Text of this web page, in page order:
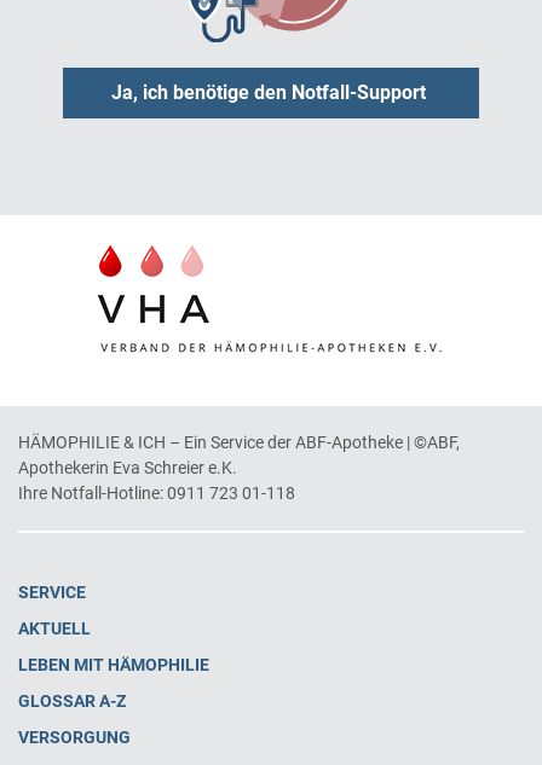
Ja, ich benötige den Notfall-Support
HÄMOPHILIE & ICH – Ein Service der ABF-Apotheke | ©ABF,
Apothekerin Eva Schreier e.K.
Ihre Notfall-Hotline:0911 723 01-118
SERVICE
AKTUELL
LEBEN MIT HÄMOPHILIE
GLOSSAR A-Z
VERSORGUNG